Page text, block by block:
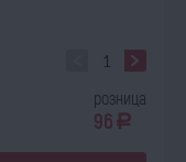
розница
96 a